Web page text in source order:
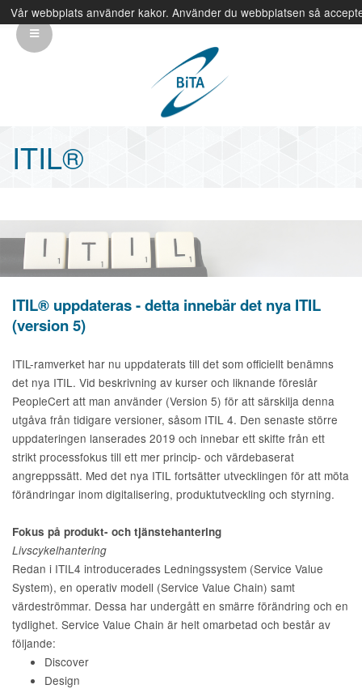
Vår webbplats använder kakor. Använder du webbplatsen så
08-410 320 00
info@bita.eu
ITIL®
ITIL® uppdateras - detta innebär det nya ITIL
(version 5)
ITIL-ramverket har nu uppdaterats till det som officiellt benämns
det nya ITIL. Vid beskrivning av kurser och liknande föreslår
PeopleCert att man använder (Version 5) för att särskilja denna
utgåva från tidigare versioner, såsom ITIL 4. Den senaste större
uppdateringen lanserades 2019 och innebar ett skifte från ett
strikt processfokus till ett mer princip- och värdebaserat
angreppssätt. Med det nya ITIL fortsätter utvecklingen för att möta
förändringar inom digitalisering, produktutveckling och styrning.
Fokus på produkt- och tjänstehantering
Livscykelhantering
Redan i ITIL4 introducerades Ledningssystem (Service Value
System), en operativ modell (Service Value Chain) samt
värdeströmmar. Dessa har undergått en smärre förändring och en
tydlighet. Service Value Chain är helt omarbetad och består av
följande:
Discover
Design